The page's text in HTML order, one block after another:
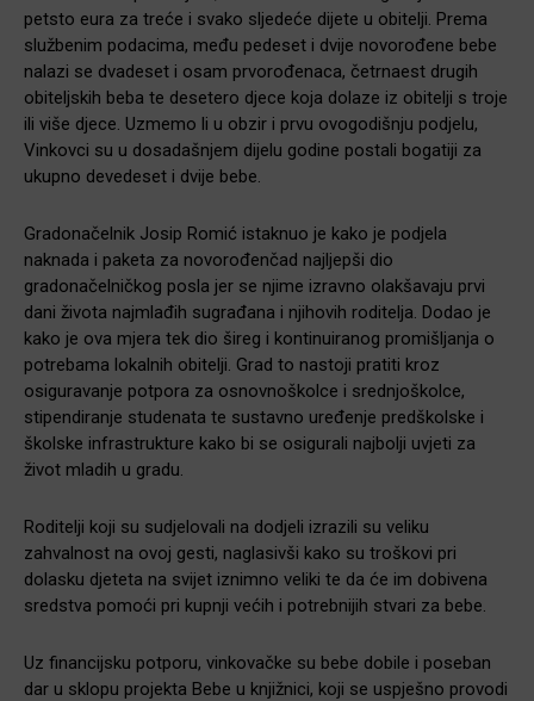
petsto eura za treće i svako sljedeće dijete u obitelji. Prema
službenim podacima, među pedeset i dvije novorođene bebe
nalazi se dvadeset i osam prvorođenaca, četrnaest drugih
obiteljskih beba te desetero djece koja dolaze iz obitelji s troje
ili više djece. Uzmemo li u obzir i prvu ovogodišnju podjelu,
Vinkovci su u dosadašnjem dijelu godine postali bogatiji za
ukupno devedeset i dvije bebe.
Gradonačelnik Josip Romić istaknuo je kako je podjela
naknada i paketa za novorođenčad najljepši dio
gradonačelničkog posla jer se njime izravno olakšavaju prvi
dani života najmlađih sugrađana i njihovih roditelja. Dodao je
kako je ova mjera tek dio šireg i kontinuiranog promišljanja o
potrebama lokalnih obitelji. Grad to nastoji pratiti kroz
osiguravanje potpora za osnovnoškolce i srednjoškolce,
stipendiranje studenata te sustavno uređenje predškolske i
školske infrastrukture kako bi se osigurali najbolji uvjeti za
život mladih u gradu.
Roditelji koji su sudjelovali na dodjeli izrazili su veliku
zahvalnost na ovoj gesti, naglasivši kako su troškovi pri
dolasku djeteta na svijet iznimno veliki te da će im dobivena
sredstva pomoći pri kupnji većih i potrebnijih stvari za bebe.
Uz financijsku potporu, vinkovačke su bebe dobile i poseban
dar u sklopu projekta Bebe u knjižnici, koji se uspješno provodi